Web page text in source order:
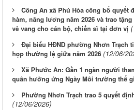
Công An xã Phú Hòa công bố quyết
hàm, nâng lương năm 2026 và trao
vẻ vang cho cán bộ, chiến sĩ tại đơn vị
Đại biểu HĐND phường Nhơn Trạch
họp thường lệ giữa năm 2026 (12/06/
Xã Phước An: Gần 1 ngàn người
quân hưởng ứng Ngày Môi trường thế
Phường Nhơn Trạch trao 5 quyết
(12/06/2026)